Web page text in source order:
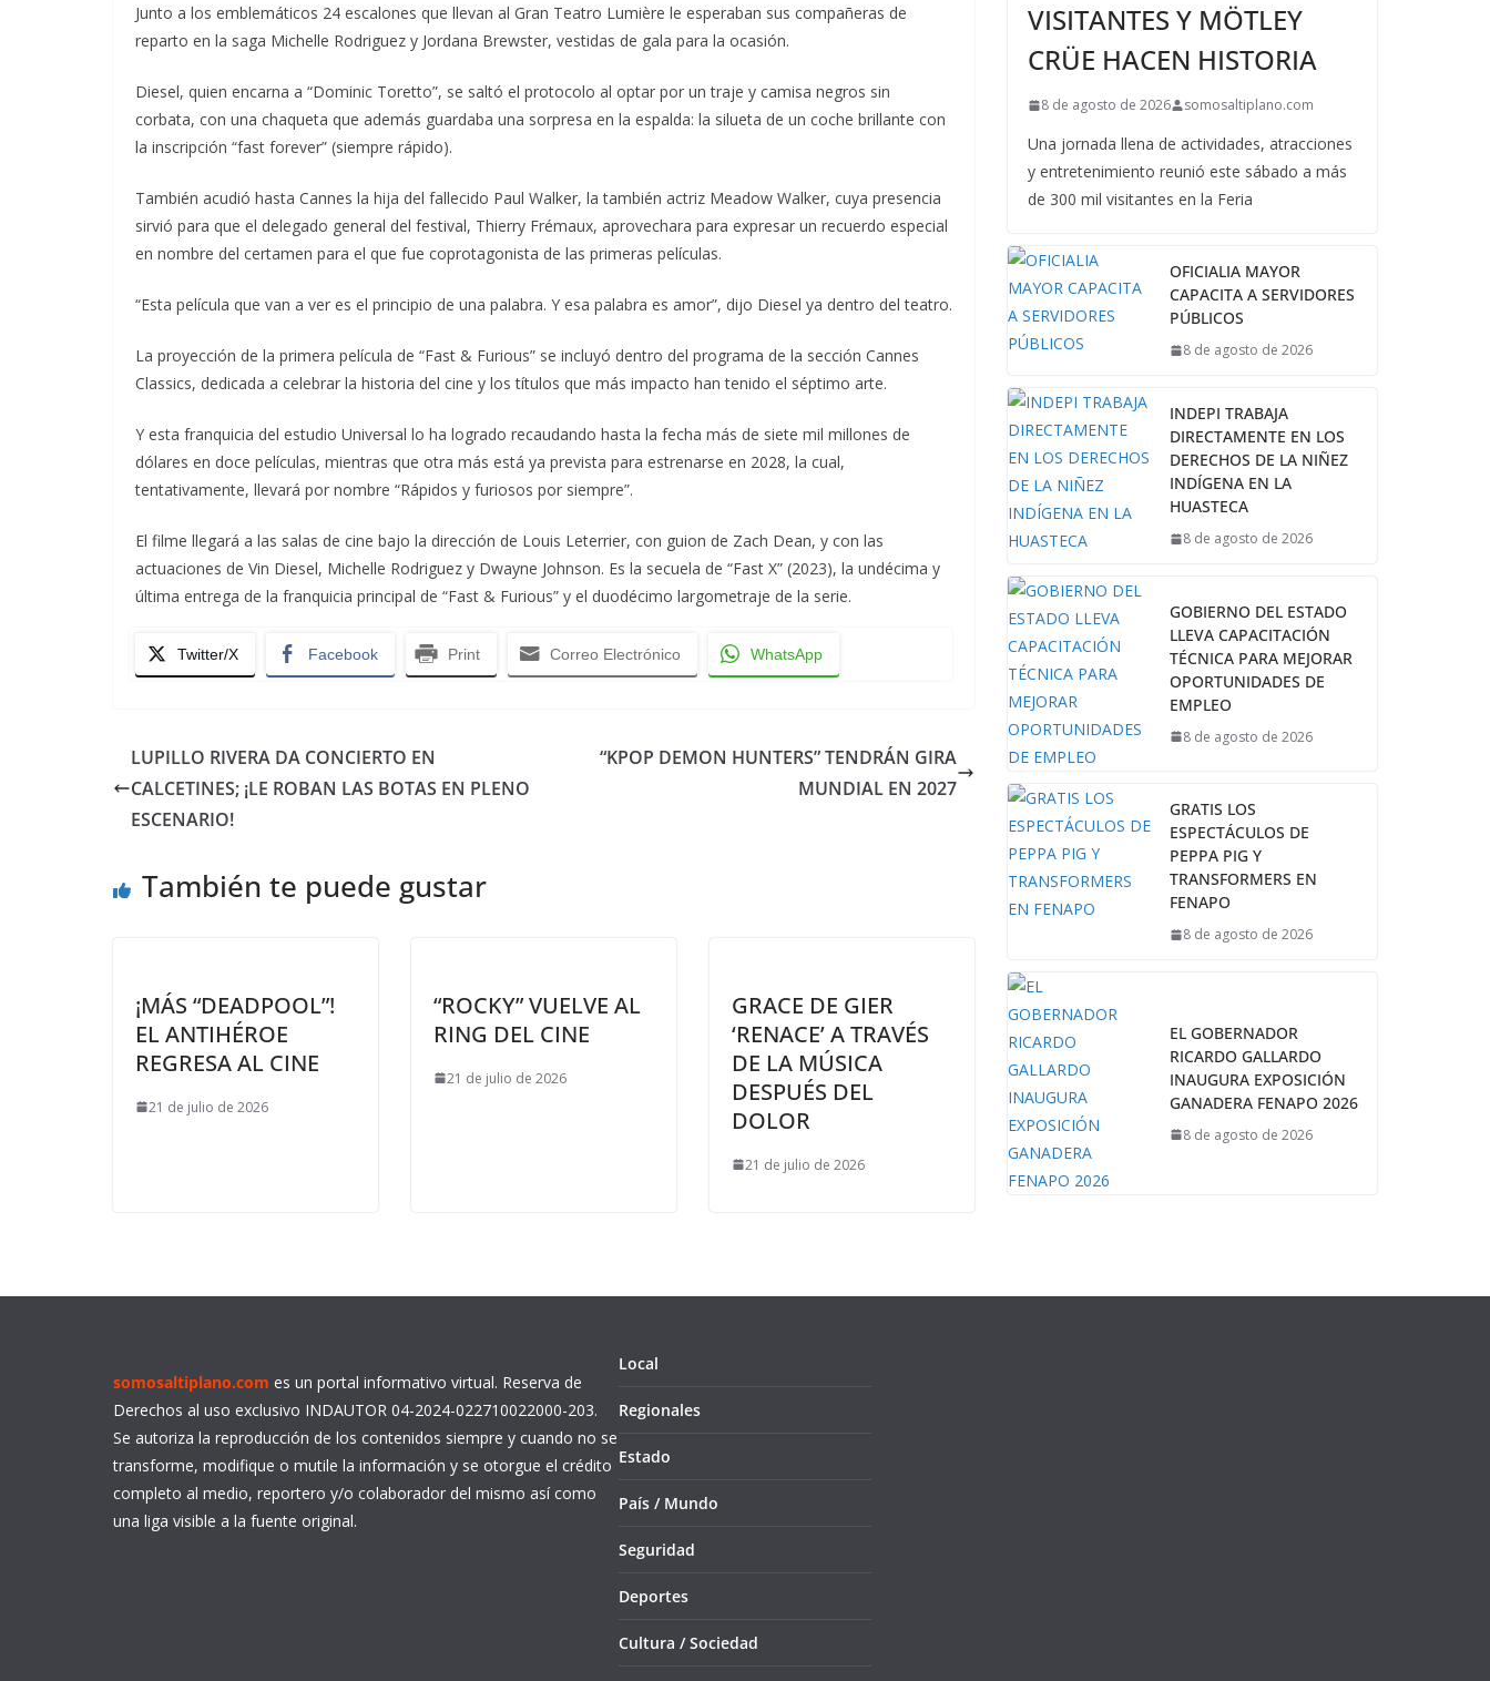
Junto a los emblemáticos 24 escalones que llevan al Gran Teatro Lumière le esperaban sus compañeras de
reparto en la saga Michelle Rodriguez y Jordana Brewster, vestidas de gala para la ocasión.
Diesel, quien encarna a “Dominic Toretto”, se saltó el protocolo al optar por un traje y camisa negros sin
corbata, con una chaqueta que además guardaba una sorpresa en la espalda: la silueta de un coche brillante con
la inscripción “fast forever” (siempre rápido).
También acudió hasta Cannes la hija del fallecido Paul Walker, la también actriz Meadow Walker, cuya presencia
sirvió para que el delegado general del festival, Thierry Frémaux, aprovechara para expresar un recuerdo especial
en nombre del certamen para el que fue coprotagonista de las primeras películas.
“Esta película que van a ver es el principio de una palabra. Y esa palabra es amor”, dijo Diesel ya dentro del teatro.
La proyección de la primera película de “Fast & Furious” se incluyó dentro del programa de la sección Cannes
Classics, dedicada a celebrar la historia del cine y los títulos que más impacto han tenido el séptimo arte.
Y esta franquicia del estudio Universal lo ha logrado recaudando hasta la fecha más de siete mil millones de
dólares en doce películas, mientras que otra más está ya prevista para estrenarse en 2028, la cual,
tentativamente, llevará por nombre “Rápidos y furiosos por siempre”.
El filme llegará a las salas de cine bajo la dirección de Louis Leterrier, con guion de Zach Dean, y con las
actuaciones de Vin Diesel, Michelle Rodriguez y Dwayne Johnson. Es la secuela de “Fast X” (2023), la undécima y
última entrega de la franquicia principal de “Fast & Furious” y el duodécimo largometraje de la serie.
Twitter/X Facebook Print Correo Electrónico WhatsApp
LUPILLO RIVERA DA CONCIERTO EN
CALCETINES; ¡LE ROBAN LAS BOTAS EN PLENO
ESCENARIO!
“KPOP DEMON HUNTERS” TENDRÁN GIRA
MUNDIAL EN 2027
También te puede gustar
¡MÁS “DEADPOOL”!
EL ANTIHÉROE
REGRESA AL CINE
21 de julio de 2026
“ROCKY” VUELVE AL
RING DEL CINE
21 de julio de 2026
GRACE DE GIER
‘RENACE’ A TRAVÉS
DE LA MÚSICA
DESPUÉS DEL
DOLOR
21 de julio de 2026
VISITANTES Y MÖTLEY
CRÜE HACEN HISTORIA
8 de agosto de 2026 somosaltiplano.com
Una jornada llena de actividades, atracciones
y entretenimiento reunió este sábado a más
de 300 mil visitantes en la Feria
OFICIALIA MAYOR
CAPACITA A SERVIDORES
PÚBLICOS
8 de agosto de 2026
INDEPI TRABAJA
DIRECTAMENTE EN LOS
DERECHOS DE LA NIÑEZ
INDÍGENA EN LA
HUASTECA
8 de agosto de 2026
GOBIERNO DEL ESTADO
LLEVA CAPACITACIÓN
TÉCNICA PARA MEJORAR
OPORTUNIDADES DE
EMPLEO
8 de agosto de 2026
GRATIS LOS
ESPECTÁCULOS DE
PEPPA PIG Y
TRANSFORMERS EN
FENAPO
8 de agosto de 2026
EL GOBERNADOR
RICARDO GALLARDO
INAUGURA EXPOSICIÓN
GANADERA FENAPO 2026
8 de agosto de 2026
somosaltiplano.com es un portal informativo virtual. Reserva de
Derechos al uso exclusivo INDAUTOR 04-2024-022710022000-203.
Se autoriza la reproducción de los contenidos siempre y cuando no se
transforme, modifique o mutile la información y se otorgue el crédito
completo al medio, reportero y/o colaborador del mismo así como
una liga visible a la fuente original.
Local
Regionales
Estado
País / Mundo
Seguridad
Deportes
Cultura / Sociedad